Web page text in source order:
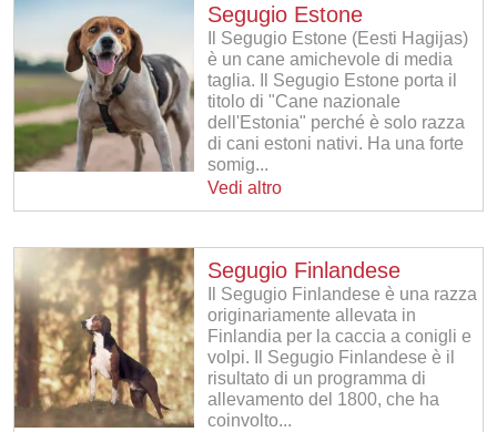
Segugio Estone
Il Segugio Estone (Eesti Hagijas)
è un cane amichevole di media
taglia. Il Segugio Estone porta il
titolo di "Cane nazionale
dell'Estonia" perché è solo razza
di cani estoni nativi. Ha una forte
somig...
Vedi altro
Segugio Finlandese
Il Segugio Finlandese è una razza
originariamente allevata in
Finlandia per la caccia a conigli e
volpi. Il Segugio Finlandese è il
risultato di un programma di
allevamento del 1800, che ha
coinvolto...